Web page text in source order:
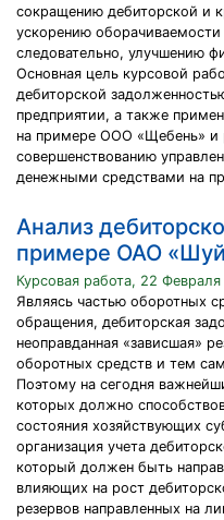
сокращению дебиторской и
ускорению
следовательно, улучшению
Основная цель курсовой
дебиторской
предприятии, а также
на примере ООО «Щебень» и
совершенствованию
денежными средствами на
Анализ
примере ОАО
Курсовая работа, 22
Являясь частью оборотных
обращения, дебиторская
неоправданная «зависшая»
оборотных средств и тем
Поэтому на сегодня
которых должно
состояния хозяйствующих
организация учета
который должен быть
влияющих на рост
резервов направленных на